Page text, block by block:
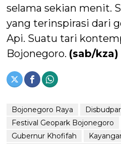
selama sekian menit.
yang terinspirasi dari
Api. Suatu tari
Bojonegoro. (sab/kza)
Bojonegoro Raya
Festival Geopark Bojonegoro
Gubernur Khofifah